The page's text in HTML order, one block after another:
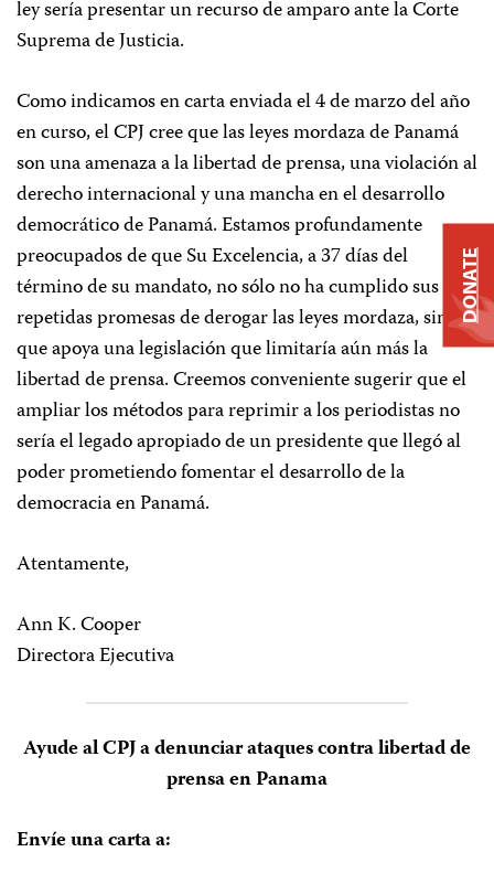
ley sería presentar un recurso de amparo ante la Corte
Suprema de Justicia.
Como indicamos en carta enviada el 4 de marzo del año
en curso, el CPJ cree que las leyes mordaza de Panamá
son una amenaza a la libertad de prensa, una violación al
derecho internacional y una mancha en el desarrollo
democrático de Panamá. Estamos profundamente
preocupados de que Su Excelencia, a 37 días del
término de su mandato, no sólo no ha cumplido sus
repetidas promesas de derogar las leyes mordaza, sino
que apoya una legislación que limitaría aún más la
libertad de prensa. Creemos conveniente sugerir que el
ampliar los métodos para reprimir a los periodistas no
sería el legado apropiado de un presidente que llegó al
poder prometiendo fomentar el desarrollo de la
democracia en Panamá.
Atentamente,
Ann K. Cooper
Directora Ejecutiva
Ayude al CPJ a denunciar ataques contra libertad de
prensa en Panama
Envíe una carta a:
DONATE